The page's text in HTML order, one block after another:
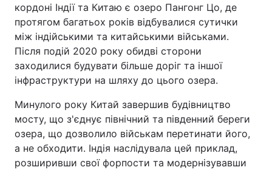
кордоні Індії та Китаю є озеро Пангонг Цо, де
протягом багатьох років відбувалися сутички
між індійськими та китайськими військами.
Після подій 2020 року обидві сторони
заходилися будувати більше доріг та іншої
інфраструктури на шляху до цього озера.
Минулого року Китай завершив будівництво
мосту, що з'єднує північний та південний береги
озера, що дозволило військам перетинати його,
а не обходити. Індія наслідувала цей приклад,
розширивши свої форпости та модернізувавши